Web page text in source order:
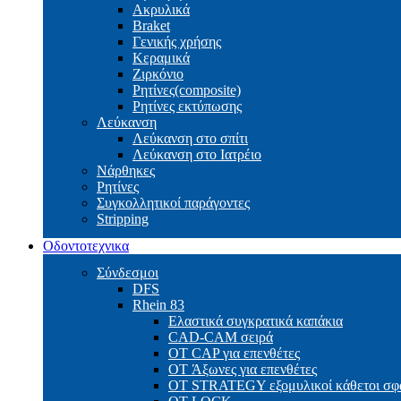
Ακρυλικά
Braket
Γενικής χρήσης
Κεραμικά
Ζιρκόνιο
Ρητίνες(composite)
Ρητίνες εκτύπωσης
Λεύκανση
Λεύκανση στο σπίτι
Λεύκανση στο Ιατρέιο
Νάρθηκες
Ρητίνες
Συγκολλητικοί παράγοντες
Stripping
Οδοντοτεχνικα
Σύνδεσμοι
DFS
Rhein 83
Ελαστικά συγκρατικά καπάκια
CAD-CAM σειρά
ΟΤ CAP για επενθέτες
OT Άξωνες για επενθέτες
OT STRATEGY εξομυλικοί κάθετοι